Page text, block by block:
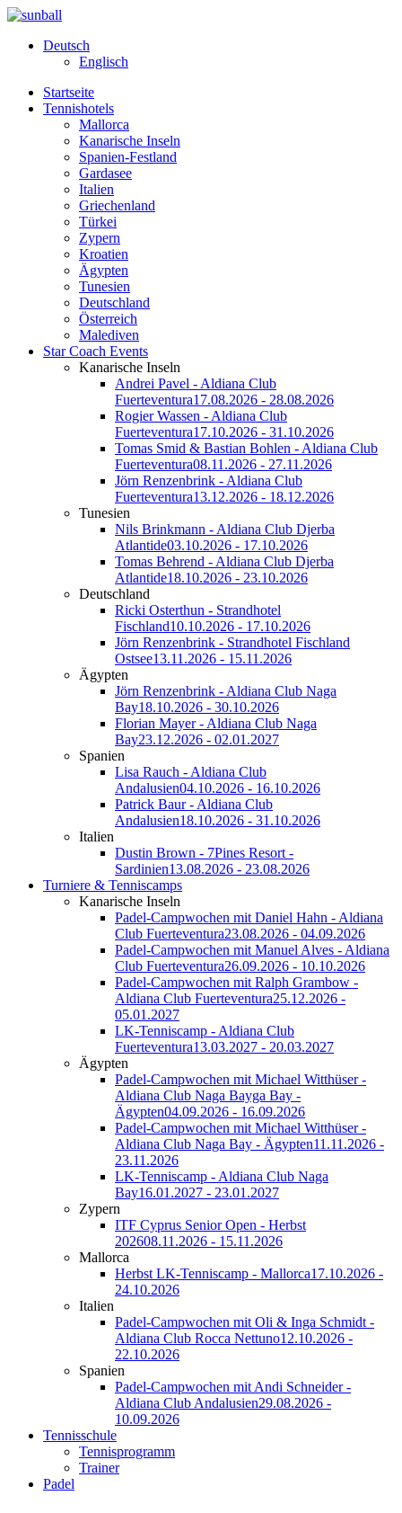
Deutsch
Englisch
Startseite
Tennishotels
Mallorca
Kanarische Inseln
Spanien-Festland
Gardasee
Italien
Griechenland
Türkei
Zypern
Kroatien
Ägypten
Tunesien
Deutschland
Österreich
Malediven
Star Coach Events
Kanarische Inseln
Andrei Pavel - Aldiana Club
Fuerteventura17.08.2026 - 28.08.2026
Rogier Wassen - Aldiana Club
Fuerteventura17.10.2026 - 31.10.2026
Tomas Smid & Bastian Bohlen - Aldiana Club
Fuerteventura08.11.2026 - 27.11.2026
Jörn Renzenbrink - Aldiana Club
Fuerteventura13.12.2026 - 18.12.2026
Tunesien
Nils Brinkmann - Aldiana Club Djerba
Atlantide03.10.2026 - 17.10.2026
Tomas Behrend - Aldiana Club Djerba
Atlantide18.10.2026 - 23.10.2026
Deutschland
Ricki Osterthun - Strandhotel
Fischland10.10.2026 - 17.10.2026
Jörn Renzenbrink - Strandhotel Fischland
Ostsee13.11.2026 - 15.11.2026
Ägypten
Jörn Renzenbrink - Aldiana Club Naga
Bay18.10.2026 - 30.10.2026
Florian Mayer - Aldiana Club Naga
Bay23.12.2026 - 02.01.2027
Spanien
Lisa Rauch - Aldiana Club
Andalusien04.10.2026 - 16.10.2026
Patrick Baur - Aldiana Club
Andalusien18.10.2026 - 31.10.2026
Italien
Dustin Brown - 7Pines Resort -
Sardinien13.08.2026 - 23.08.2026
Turniere & Tenniscamps
Kanarische Inseln
Padel-Campwochen mit Daniel Hahn - Aldiana
Club Fuerteventura23.08.2026 - 04.09.2026
Padel-Campwochen mit Manuel Alves - Aldiana
Club Fuerteventura26.09.2026 - 10.10.2026
Padel-Campwochen mit Ralph Grambow -
Aldiana Club Fuerteventura25.12.2026 -
05.01.2027
LK-Tenniscamp - Aldiana Club
Fuerteventura13.03.2027 - 20.03.2027
Ägypten
Padel-Campwochen mit Michael Witthüser -
Aldiana Club Naga Bayga Bay -
Ägypten04.09.2026 - 16.09.2026
Padel-Campwochen mit Michael Witthüser -
Aldiana Club Naga Bay - Ägypten11.11.2026 -
23.11.2026
LK-Tenniscamp - Aldiana Club Naga
Bay16.01.2027 - 23.01.2027
Zypern
ITF Cyprus Senior Open - Herbst
202608.11.2026 - 15.11.2026
Mallorca
Herbst LK-Tenniscamp - Mallorca17.10.2026 -
24.10.2026
Italien
Padel-Campwochen mit Oli & Inga Schmidt -
Aldiana Club Rocca Nettuno12.10.2026 -
22.10.2026
Spanien
Padel-Campwochen mit Andi Schneider -
Aldiana Club Andalusien29.08.2026 -
10.09.2026
Tennisschule
Tennisprogramm
Trainer
Padel